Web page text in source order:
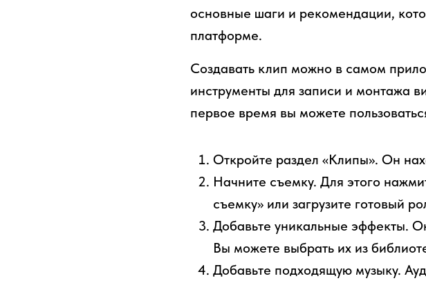
основные шаги и рекомендации,
платформе.
Создавать клип можно в самом
инструменты для записи и монтажа
первое время вы можете
Откройте раздел «Клипы». Он
Начните съемку. Для этого
съемку» или загрузите готовый
Добавьте уникальные эффекты.
Вы можете выбрать их из
Добавьте подходящую музыку.